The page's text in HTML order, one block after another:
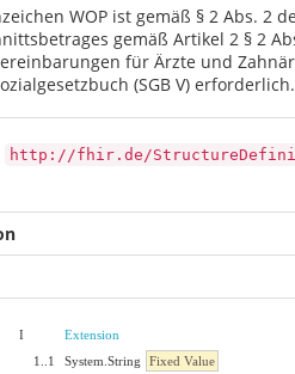
WOP ist gemäß § 2 Abs. 2
gemäß Artikel 2 § 2
für Ärzte und
(SGB V) erforderlich.
http://fhir.de/
I
Extension
1 1 System.String Fixed Value